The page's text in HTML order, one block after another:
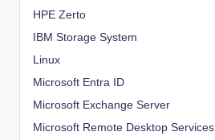
HPE Zerto
IBM Storage System
Linux
Microsoft Entra ID
Microsoft Exchange Server
Microsoft Remote Desktop Services